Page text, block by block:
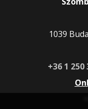
1039
+36 1 250